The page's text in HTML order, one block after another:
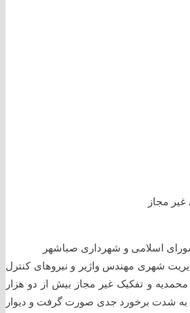
مجاز
اسلامی و شهرداری صباشهر
شهری مهندس واژیر و نیروهای کنترل
و تفکیک غیر مجاز بیش از دو هزار
به شدت برخورد جدی صورت گرفت و دیوار